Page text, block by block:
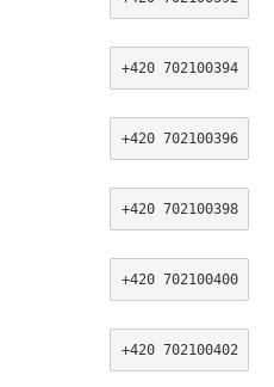
+420 702100394
+420 702100396
+420 702100398
+420 702100400
+420 702100402